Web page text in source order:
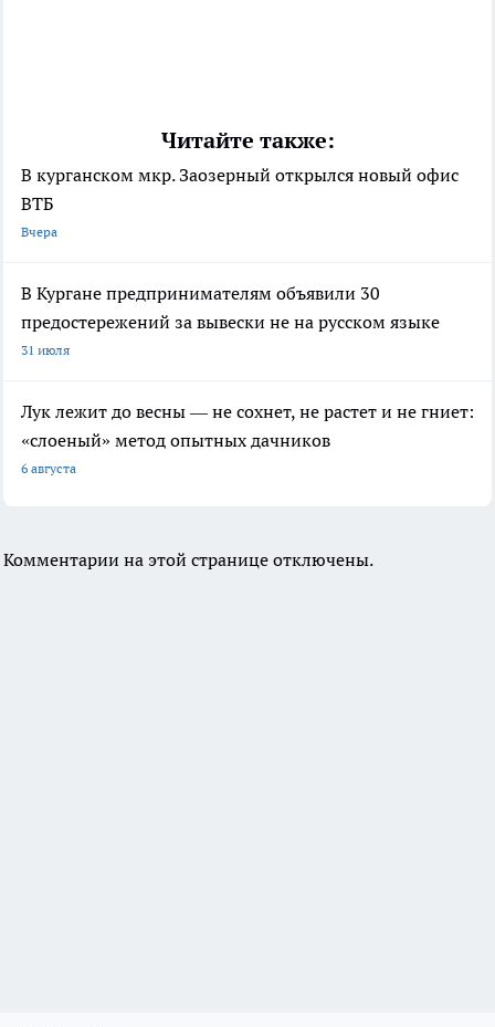
Читайте также:
В курганском мкр. Заозерный открылся новый офис
ВТБ
Вчера
В Кургане предпринимателям объявили 30
предостережений за вывески не на русском языке
31 июля
Лук лежит до весны — не сохнет, не растет и не гниет:
«слоеный» метод опытных дачников
6 августа
Комментарии на этой странице отключены.